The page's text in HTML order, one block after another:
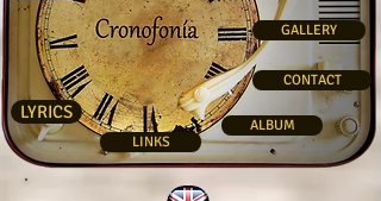
GALLERY
CONTACT
LINKS
ALBUM
LYRICS